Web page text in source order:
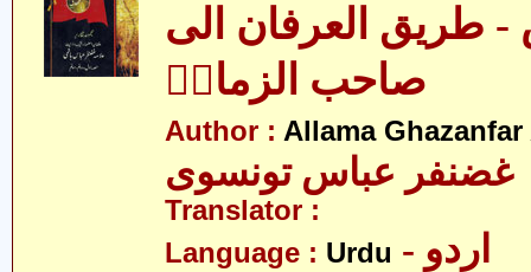
طریق العرفان الی
صاحب الزمانؑ
Author : Allama
غضنفر عباس تونسوی
Translator :
Language : Urdu - اردو